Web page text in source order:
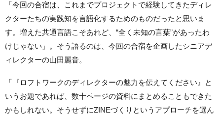
「今回の合宿は、これまでプロジェクトで経験してきたディレ
クターたちの実践知を言語化するためのものだったと思いま
す。増えた共通言語こそあれど、“全く未知の言葉”があったわ
けじゃない」。そう語るのは、今回の合宿を企画したシニアデ
ィレクターの山田麗音。
「『ロフトワークのディレクターの魅力を伝えてください』と
いうお題であれば、数十ページの資料にまとめることもできた
かもしれない。そうせずにZINEづくりというアプローチを選ん